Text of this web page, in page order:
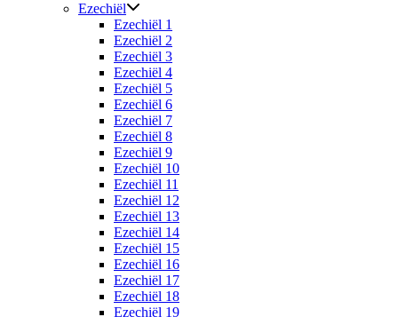
Ezechiël
Ezechiël 1
Ezechiël 2
Ezechiël 3
Ezechiël 4
Ezechiël 5
Ezechiël 6
Ezechiël 7
Ezechiël 8
Ezechiël 9
Ezechiël 10
Ezechiël 11
Ezechiël 12
Ezechiël 13
Ezechiël 14
Ezechiël 15
Ezechiël 16
Ezechiël 17
Ezechiël 18
Ezechiël 19